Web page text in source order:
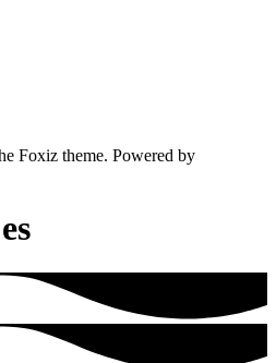
Foxiz theme. Powered by